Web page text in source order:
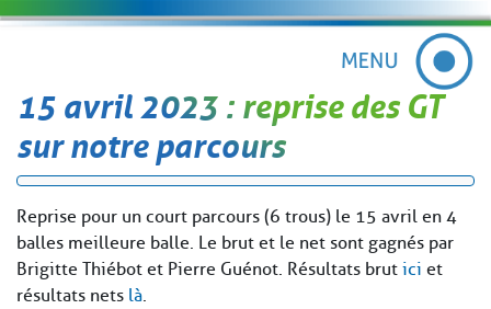
15 avril 2023 : reprise des GT
sur notre parcours
Reprise pour un court parcours (6 trous) le 15 avril en 4
balles meilleure balle. Le brut et le net sont gagnés par
Brigitte Thiébot et Pierre Guénot. Résultats brut ici et
résultats nets là.